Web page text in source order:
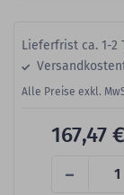
Lieferfrist ca. 1-2
Alle Preise exkl.
-
167,47 €